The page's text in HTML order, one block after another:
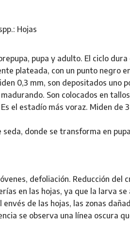
Hojas
pupa y adulto. El ciclo
plateada, con un punto negro
0,3 mm, son depositados uno
Son colocados en
el estadío más voraz. Miden de
donde se transforma en
defoliación. Reducción del
en las hojas, ya que la larva
de las hojas, las zonas
se observa una línea oscura